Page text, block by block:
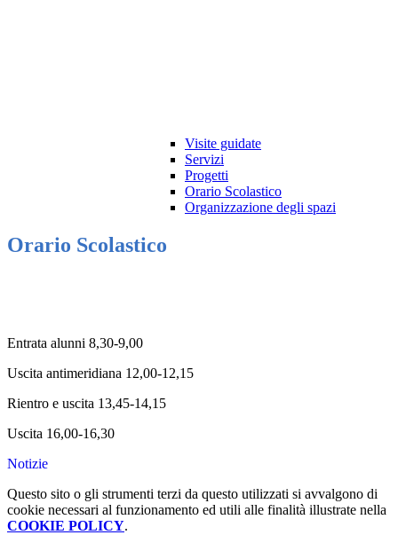
Visite guidate
Servizi
Progetti
Orario Scolastico
Organizzazione degli spazi
Orario Scolastico
Entrata alunni 8,30-9,00
Uscita antimeridiana 12,00-12,15
Rientro e uscita 13,45-14,15
Uscita 16,00-16,30
Notizie
Questo sito o gli strumenti terzi da questo utilizzati si avvalgono di
cookie necessari al funzionamento ed utili alle finalità illustrate nella
COOKIE POLICY.